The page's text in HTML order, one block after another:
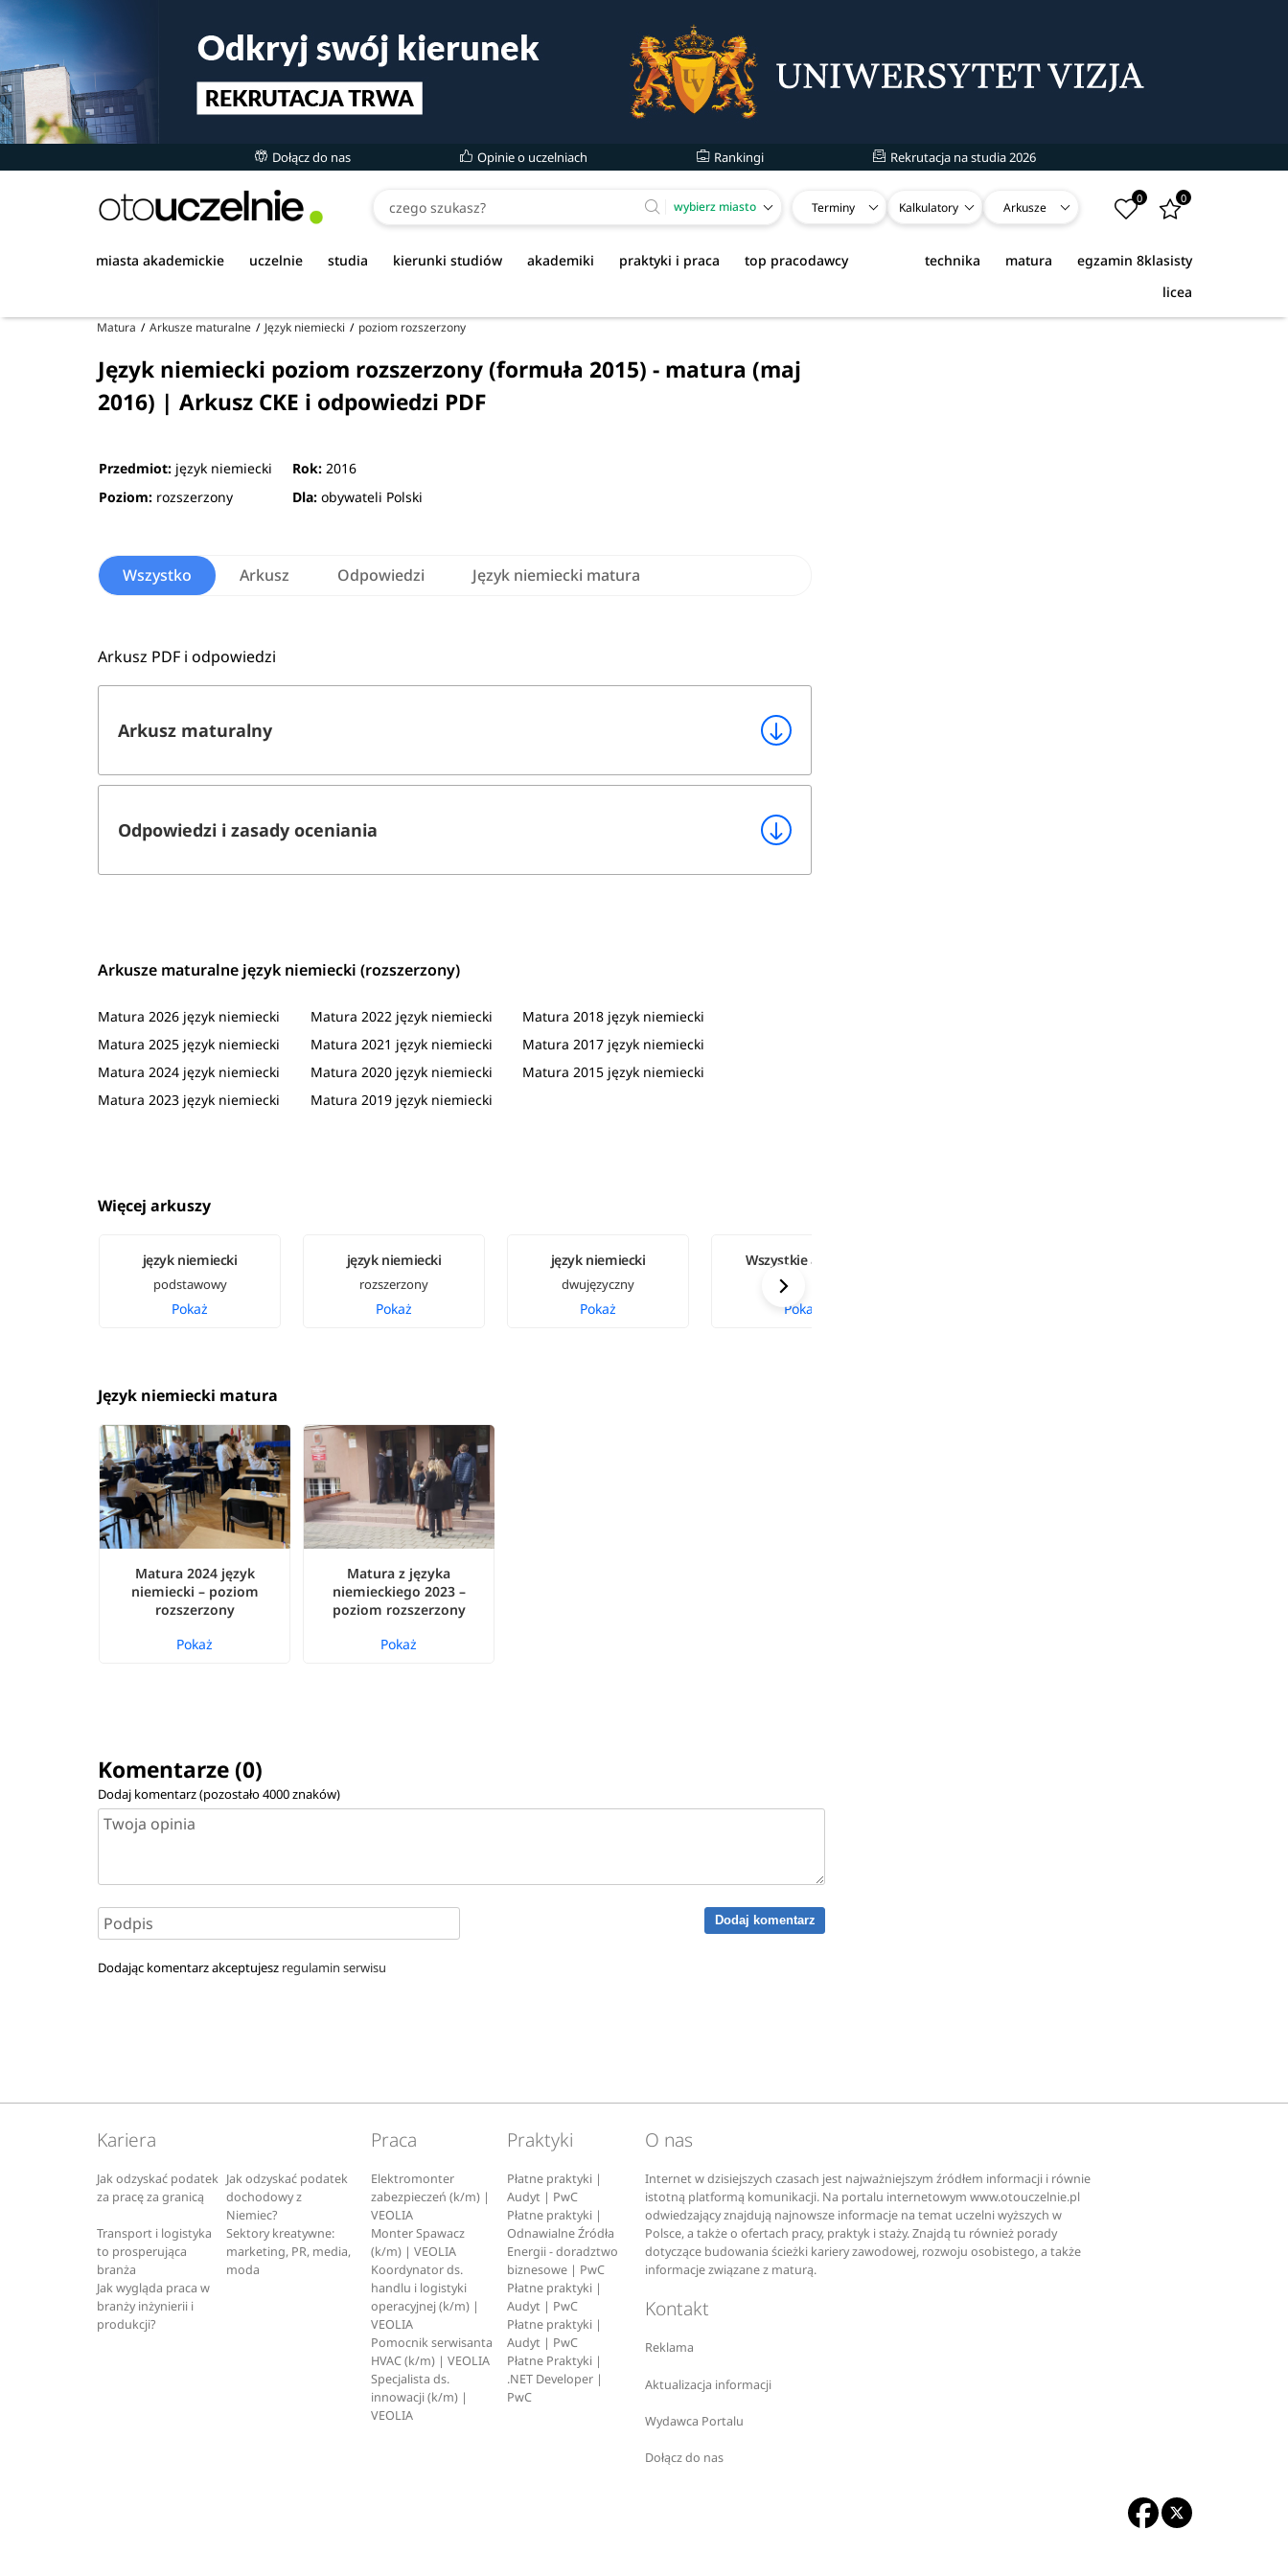
Dołącz do nas Opinie o uczelniach Rankingi Rekrutacja na studia 2026
wybierz miasto Terminy Kalkulatory Arkusze
0 0
miasta akademickie uczelnie studia kierunki studiów akademiki praktyki i praca top pracodawcy egzamin 8klasisty
matura
technika
licea
Matura Arkusze maturalne Język niemiecki poziom rozszerzony
Język niemiecki poziom rozszerzony (formuła 2015) - matura (maj
2016) | Arkusz CKE i odpowiedzi PDF
Przedmiot: język niemiecki Rok: 2016
Poziom: rozszerzony Dla: obywateli Polski
Wszystko Arkusz Odpowiedzi Język niemiecki matura
Arkusz PDF i odpowiedzi
Arkusz maturalny
Odpowiedzi i zasady oceniania
Arkusze maturalne język niemiecki (rozszerzony)
Matura 2026 język niemiecki
Matura 2025 język niemiecki
Matura 2024 język niemiecki
Matura 2023 język niemiecki
Matura 2022 język niemiecki
Matura 2021 język niemiecki
Matura 2020 język niemiecki
Matura 2019 język niemiecki
Matura 2018 język niemiecki
Matura 2017 język niemiecki
Matura 2015 język niemiecki
Więcej arkuszy
język niemiecki
podstawowy
Pokaż
język niemiecki
rozszerzony
Pokaż
język niemiecki
dwujęzyczny
Pokaż
Wszystkie arkusze
Pokaż
Język niemiecki matura
Matura 2024 język
niemiecki – poziom
rozszerzony
Pokaż
Matura z języka
niemieckiego 2023 –
poziom rozszerzony
Pokaż
Komentarze (0)
Dodaj komentarz (pozostało4000znaków)
Dodając komentarz akceptujesz regulamin serwisu
Dodaj komentarz
Kariera
Jak odzyskać podatek
za pracę za granicą
Jak odzyskać podatek
dochodowy z
Niemiec?
Transport i logistyka
to prosperująca
branża
Sektory kreatywne:
marketing, PR, media,
moda
Jak wygląda praca w
branży inżynierii i
produkcji?
Praca
Elektromonter
zabezpieczeń (k/m) |
VEOLIA
Monter Spawacz
(k/m) | VEOLIA
Koordynator ds.
handlu i logistyki
operacyjnej (k/m) |
VEOLIA
Pomocnik serwisanta
HVAC (k/m) | VEOLIA
Specjalista ds.
innowacji (k/m) |
VEOLIA
Praktyki
Płatne praktyki |
Audyt | PwC
Płatne praktyki |
Odnawialne Źródła
Energii - doradztwo
biznesowe | PwC
Płatne praktyki |
Audyt | PwC
Płatne praktyki |
Audyt | PwC
Płatne Praktyki |
.NET Developer |
PwC
O nas
Internet w dzisiejszych czasach jest najważniejszym źródłem informacji i równie
istotną platformą komunikacji. Na portalu internetowym www.otouczelnie.pl
odwiedzający znajdują najnowsze informacje na temat uczelni wyższych w
Polsce, a także o ofertach pracy, praktyk i staży. Znajdą tu również porady
dotyczące budowania ścieżki kariery zawodowej, rozwoju osobistego, a także
informacje związane z maturą.
Kontakt
Reklama
Aktualizacja informacji
Wydawca Portalu
Dołącz do nas